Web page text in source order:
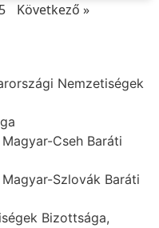
5 Következő »
Nemzetiségek
Cseh Baráti
Szlovák Baráti
Bizottsága,